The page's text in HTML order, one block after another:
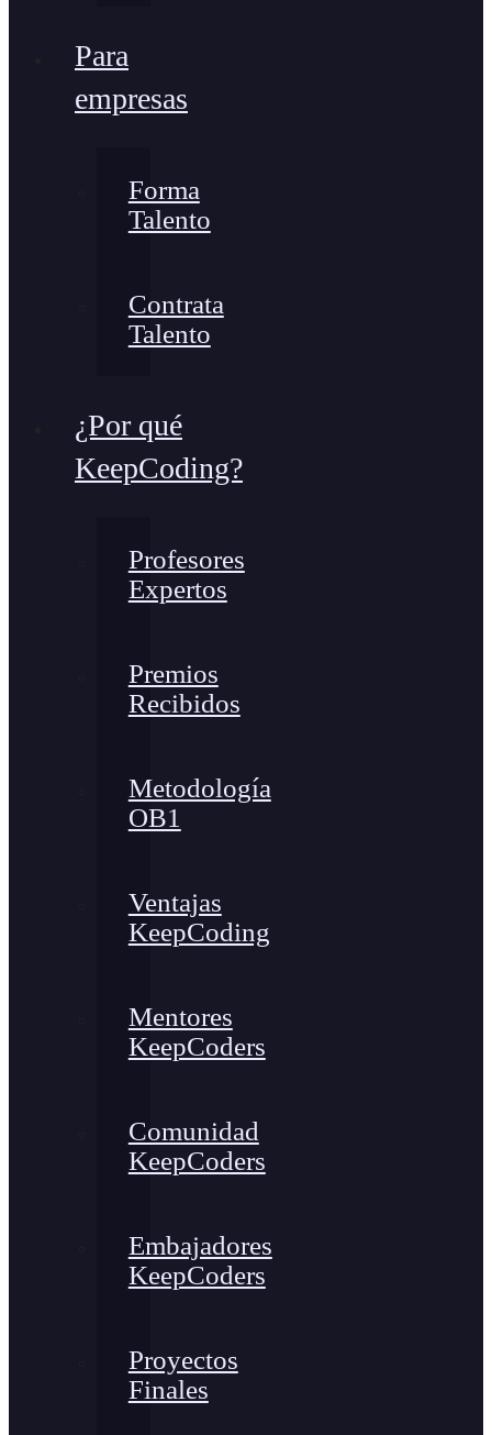
Para
empresas
Forma
Talento
Contrata
Talento
¿Por qué
KeepCoding?
Profesores
Expertos
Premios
Recibidos
Metodología
OB1
Ventajas
KeepCoding
Mentores
KeepCoders
Comunidad
KeepCoders
Embajadores
KeepCoders
Proyectos
Finales